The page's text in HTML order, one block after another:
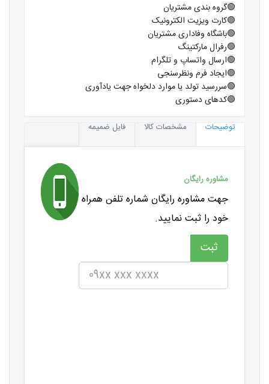
🟢گروه بندی مشتریان
🟢کارت ویزیت الکترونیک
🟢باشگاه وفاداری مشتریان
🟢رفرال مارکتینگ
🟢ارسال واتساپ و تلگرام
🟢ایجاد فرم ونظرسنجی
🟢سررسید تولد یا موارد دلخواه جهت یادآوری
🟢کدهای دستوری
توضیحات مشخصات کالا فایل ضمیمه
مشاوره رایگان
جهت مشاوره رایگان شماره تلفن همراه
خود را ثبت نمایید.